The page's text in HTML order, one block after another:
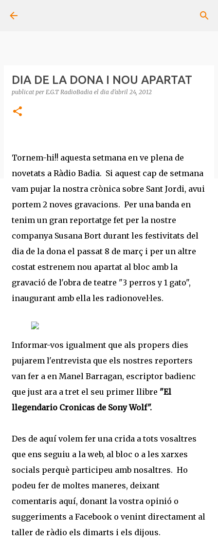
DIA DE LA DONA I NOU APARTAT
publicat per E.G.T RadioBadia el dia d’abril 24, 2012
Tornem-hi!! aquesta setmana en ve plena de
novetats a Ràdio Badia. Si aquest cap de setmana
vam pujar la nostra crònica sobre Sant Jordi, avui
portem 2 noves gravacions. Per una banda en
tenim un gran reportatge fet per la nostre
companya Susana Bort durant les festivitats del
dia de la dona el passat 8 de març i per un altre
costat estrenem nou apartat al bloc amb la
gravació de l'obra de teatre "3 perros y 1 gato",
inaugurant amb ella les radionovel·les.
Informar-vos igualment que als propers dies
pujarem l'entrevista que els nostres reporters
van fer a en Manel Barragan, escriptor badienc
que just ara a tret el seu primer llibre "El
llegendario Cronicas de Sony Wolf".
Des de aquí volem fer una crida a tots vosaltres
que ens seguiu a la web, al bloc o a les xarxes
socials perquè participeu amb nosaltres. Ho
podeu fer de moltes maneres, deixant
comentaris aquí, donant la vostra opinió o
suggeriments a Facebook o venint directament al
taller de ràdio els dimarts i els dijous.